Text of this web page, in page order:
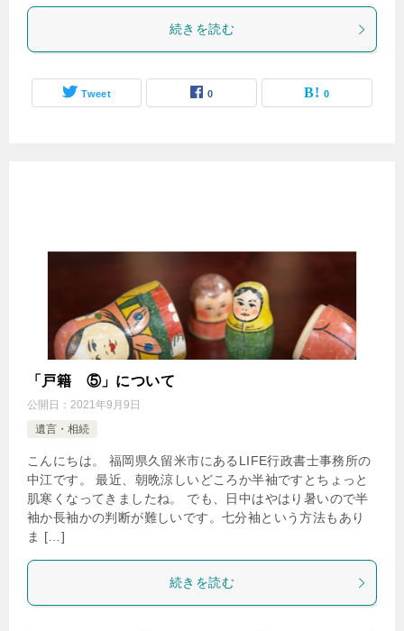
続きを読む
Tweet 0 0
「戸籍 ⑤」について
公開日： 2021年9月9日
遺言・相続
こんにちは。 福岡県久留米市にあるLIFE行政書士事務所の
中江です。 最近、朝晩涼しいどころか半袖ですとちょっと
肌寒くなってきましたね。 でも、日中はやはり暑いので半
袖か長袖かの判断が難しいです。七分袖という方法もあり
ま […]
続きを読む